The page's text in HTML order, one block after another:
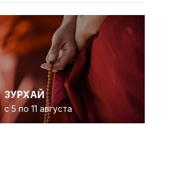
ЗУРХАЙ
с 5 по 11 августа